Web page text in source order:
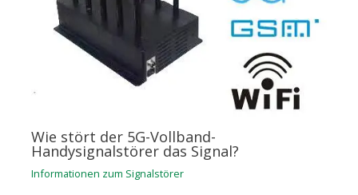
Wie stört der 5G-Vollband-
Handysignalstörer das Signal?
Informationen zum Signalstörer